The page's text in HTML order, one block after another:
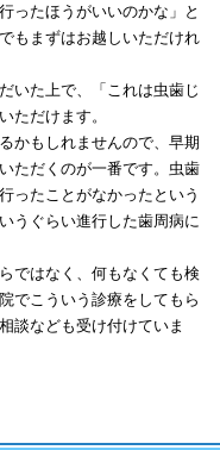
ったほうがいいのかな」と
もまずはお越しいただけれ
いた上で、「これは虫歯じ
ただけます。
かもしれませんので、早期
ただくのが一番です。虫歯
ったことがなかったという
うぐらい進行した歯周病に
ではなく、何もなくても検
でこういう診療をしてもら
談なども受け付けていま